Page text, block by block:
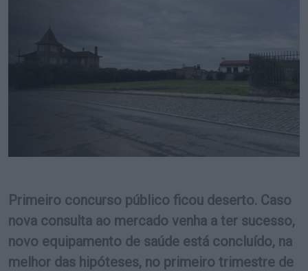
Primeiro concurso público ficou deserto. Caso
nova consulta ao mercado venha a ter sucesso,
novo equipamento de saúde está concluído, na
melhor das hipóteses, no primeiro trimestre de